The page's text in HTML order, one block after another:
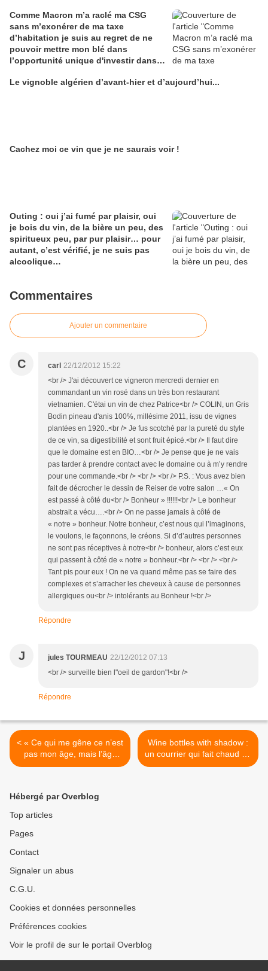
Comme Macron m’a raclé ma CSG
sans m’exonérer de ma taxe
d’habitation je suis au regret de ne
pouvoir mettre mon blé dans
l’opportunité unique d'investir dans
Alain Edouard
Le vignoble algérien d’avant-hier et d’aujourd’hui...
Cachez moi ce vin que je ne saurais voir !
Outing : oui j’ai fumé par plaisir, oui
je bois du vin, de la bière un peu, des
spiritueux peu, par pur plaisir… pour
autant, c’est vérifié, je ne suis pas
alcoolique…
Commentaires
Ajouter un commentaire
C carl 22/12/2012 15:22
<br /> J'ai découvert ce vigneron mercredi dernier en
commandant un vin rosé dans un très bon restaurant
vietnamien. C'étai un vin de chez Patrice<br /> COLIN, un Gris
Bodin pineau d'anis 100%, millésime 2011, issu de vignes
plantées en 1920..<br /> Je fus scotché par la pureté du style
de ce vin, sa digestibilité et sont fruit épicé.<br /> Il faut dire
que le domaine est en BIO…<br /> Je pense que je ne vais
pas tarder à prendre contact avec le domaine ou à m’y rendre
pour une commande.<br /> <br /> <br /> P.S. : Vous avez bien
fait de décrocher le dessin de Reiser de votre salon …« On
est passé à côté du<br /> Bonheur » !!!!!!<br /> Le bonheur
abstrait a vécu….<br /> On ne passe jamais à côté de
« notre » bonheur. Notre bonheur, c’est nous qui l’imaginons,
le voulons, le façonnons, le créons. Si d’d’autres personnes
ne sont pas réceptives à notre<br /> bonheur, alors c’est eux
qui passent à côté de « notre » bonheur.<br /> <br /> <br />
Tant pis pour eux ! On ne va quand même pas se faire des
complexes et s’arracher les cheveux à cause de personnes
allergiques ou<br /> intolérants au Bonheur !<br />
Répondre
J jules TOURMEAU 22/12/2012 07:13
<br /> surveille bien l"oeil de gardon"!<br />
Répondre
< « Ce qui me gêne ce n’est
pas mon âge, mais l’âge
des gens qui ont mon âge »
Wine bottles with shadow :
un courrier qui fait chaud au
cœur du taulier… >
Hébergé par Overblog
Top articles
Pages
Contact
Signaler un abus
C.G.U.
Cookies et données personnelles
Préférences cookies
Voir le profil de sur le portail Overblog